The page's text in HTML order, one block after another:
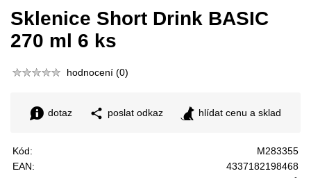
Sklenice Short Drink BASIC
270 ml 6 ks
hodnocení (0)
dotaz poslat odkaz hlídat cenu a sklad
Kód:
M283355
EAN:
4337182198468